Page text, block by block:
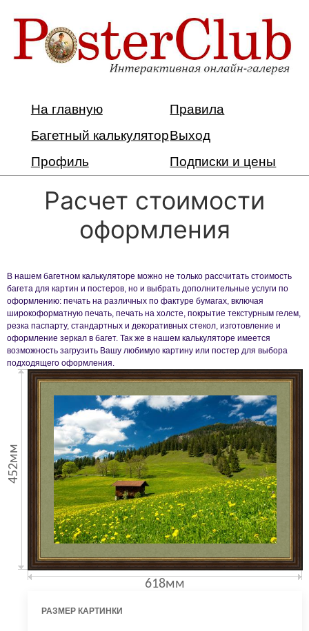
На главную
Правила
Багетный калькуляторВыход
Профиль
Подписки и цены
Расчет стоимости
оформления
В нашем багетном калькуляторе можно не только рассчитать стоимость
багета для картин и постеров, но и выбрать дополнительные услуги по
оформлению: печать на различных по фактуре бумагах, включая
широкоформатную печать, печать на холсте, покрытие текстурным гелем,
резка паспарту, стандартных и декоративных стекол, изготовление и
оформление зеркал в багет. Так же в нашем калькуляторе имеется
возможность загрузить Вашу любимую картину или постер для выбора
подходящего оформления.
452мм
618мм
РАЗМЕР КАРТИНКИ